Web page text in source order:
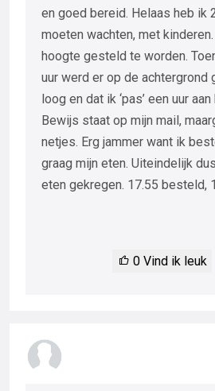
en goed bereid. Helaas heb ik
moeten wachten, met
hoogte gesteld te worden.
uur werd er op de achtergrond
loog en dat ik ‘pas’ een uur
Bewijs staat op mijn mail,
netjes. Erg jammer want ik
graag mijn eten. Uiteindelijk
eten gekregen. 17.55 besteld,
0 Vind ik leuk